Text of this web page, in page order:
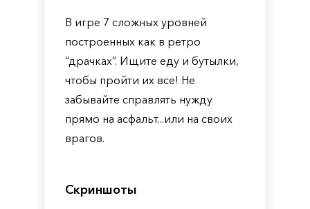
В игре 7 сложных уровней
построенных как в ретро
“драчках”. Ищите еду и бутылки,
чтобы пройти их все! Не
забывайте справлять нужду
прямо на асфальт...или на своих
врагов.
Скриншоты